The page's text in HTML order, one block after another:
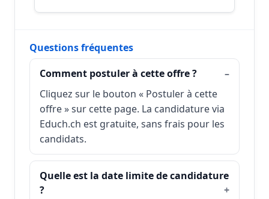
Questions fréquentes
Comment postuler à cette offre ?
Cliquez sur le bouton « Postuler à cette
offre » sur cette page. La candidature via
Educh.ch est gratuite, sans frais pour les
candidats.
Quelle est la date limite de candidature
?